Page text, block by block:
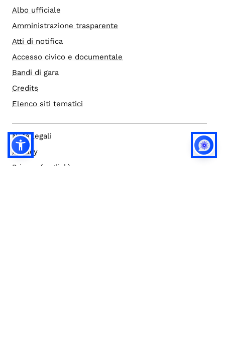
Albo ufficiale
Amministrazione trasparente
Atti di notifica
Accesso civico e documentale
Bandi di gara
Credits
Elenco siti tematici
Note legali
Privacy
Privacy (english)